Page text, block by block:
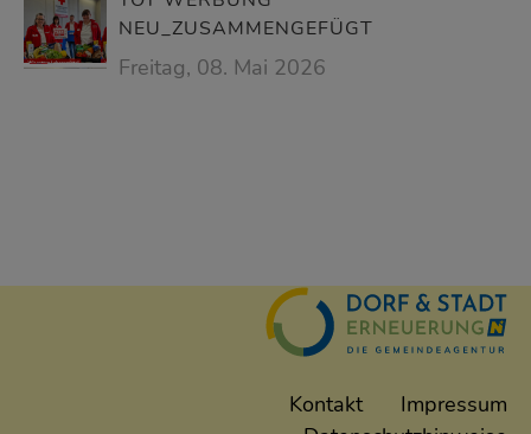
NEU_ZUSAMMENGEFÜGT
Freitag, 08. Mai 2026
Kontakt
Impressum